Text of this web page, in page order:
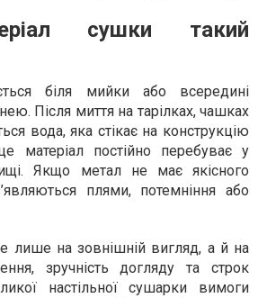
сушки такий
біля мийки або всередині
Після миття на тарілках, чашках
вода, яка стікає на конструкцію
матеріал постійно перебуває у
Якщо метал не має якісного
плями, потемніння або
лише на зовнішній вигляд, а й на
зручність догляду та строк
настільної сушарки вимоги